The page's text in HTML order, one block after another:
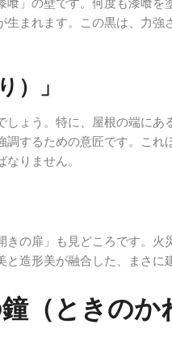
」の壁です。何度も漆喰を
まれます。この黒は、力強
）」
ょう。特に、屋根の端にあ
するための意匠です。これ
りません。
の扉」も見どころです。火
造形美が融合した、まさに
（ときのか